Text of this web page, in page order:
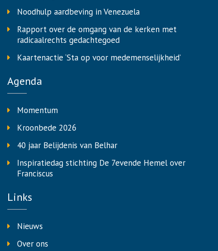
Noodhulp aardbeving in Venezuela
Rapport over de omgang van de kerken met
radicaalrechts gedachtegoed
Kaartenactie ‘Sta op voor medemenselijkheid’
Agenda
Momentum
Kroonbede 2026
40 jaar Belijdenis van Belhar
Inspiratiedag stichting De 7evende Hemel over
Franciscus
Links
Nieuws
Over ons